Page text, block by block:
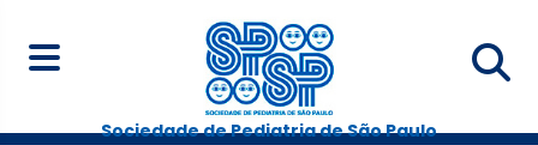
Sociedade de Pediatria de São Paulo